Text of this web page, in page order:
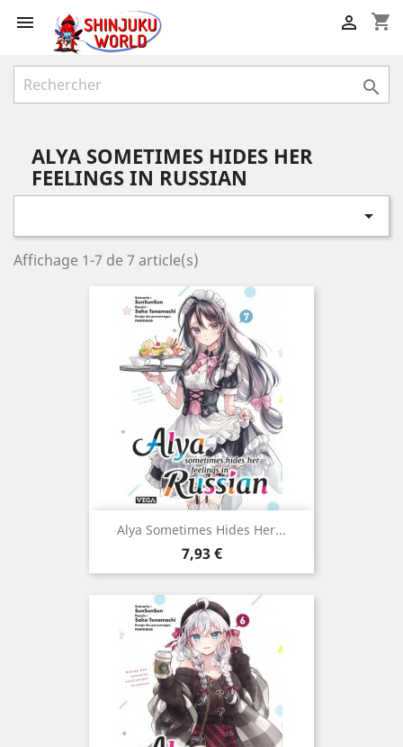
 shopping_cart


ALYA SOMETIMES HIDES HER
FEELINGS IN RUSSIAN

Affichage 1-7 de 7 article(s)
Alya Sometimes Hides Her...
Prix
7,93 €